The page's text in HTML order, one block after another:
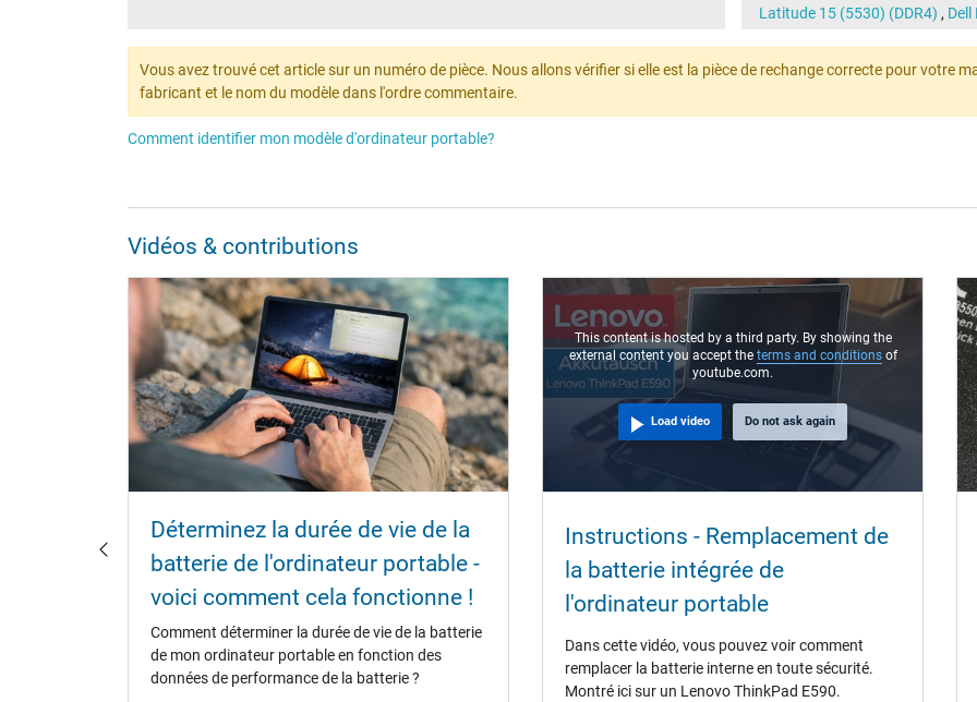
Latitude 15 (5530) (DDR4) ,
Vous avez trouvé cet article sur un numéro de pièce. Nous allons vérifier si elle est la pièce de rechange correcte pour votre
fabricant et le nom du modèle dans l'ordre commentaire.
Comment identifier mon modèle d'ordinateur portable?
Vidéos & contributions
Déterminez la durée de vie de la
batterie de l'ordinateur portable -
voici comment cela fonctionne !
Comment déterminer la durée de vie de la batterie
de mon ordinateur portable en fonction des
données de performance de la batterie ?
This content is hosted by a third party. By showing the
external content you accept the terms and conditionsof
youtube.com.
Load video Do not ask again
Instructions - Remplacement de
la batterie intégrée de
l'ordinateur portable
Dans cette vidéo, vous pouvez voir comment
remplacer la batterie interne en toute sécurité.
Montré ici sur un Lenovo ThinkPad E590.